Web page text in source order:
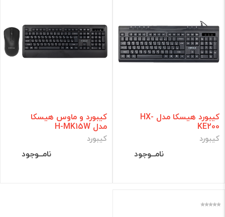
فیلتر براساس قیمت :
قیمت:0 - 585,000
کیبورد هیسکا مدل HX-
KE200
کیبورد
نامــوجود
کیبورد و ماوس هیسکا
مدل H-MK15W
کیبورد
نامــوجود